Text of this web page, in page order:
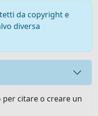
da copyright e
diversa
citare o creare un